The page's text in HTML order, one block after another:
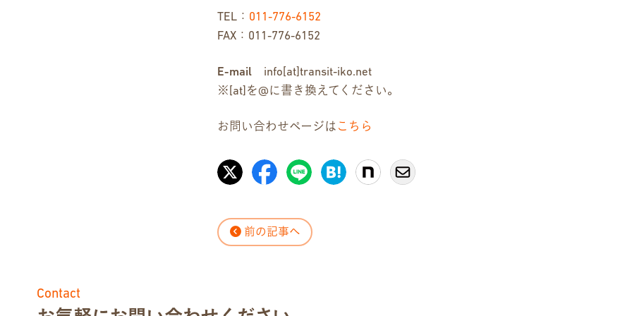
TEL： 011-776-6152
FAX：011-776-6152
E-mail info[at]transit-iko.net
※[at]を@に書き換えてください。
お問い合わせページは こちら
前の記事へ
Contact